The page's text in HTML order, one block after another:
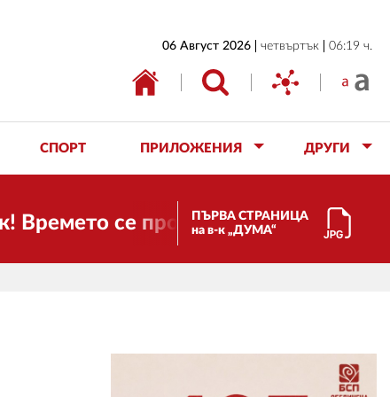
06 Август 2026 четвъртък 06:19 ч.
СПОРТ ПРИЛОЖЕНИЯ ДРУГИ
се променя и налагаПЪРВА СТРАНИЦА
на в-к „ДУМА“
ИКОНОМИКА
ОБЩЕСТВО